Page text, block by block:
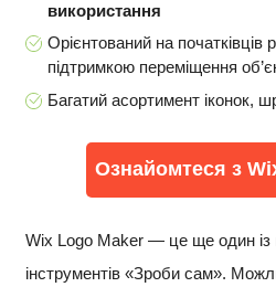
використання
Орієнтований на початківців
підтримкою переміщення
Багатий асортимент іконок,
Ознайомтеся з
Wix Logo Maker — це ще один із
інструментів «Зроби сам».